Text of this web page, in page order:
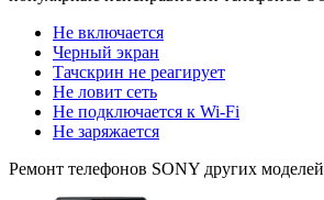
Не включается
Черный экран
Тачскрин не реагирует
Не ловит сеть
Не подключается к Wi-Fi
Не заряжается
Ремонт телефонов SONY других моделей